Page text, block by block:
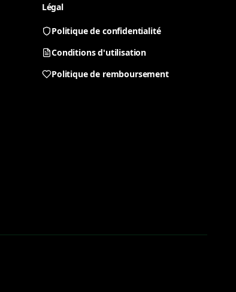
Légal
Politique de confidentialité
Conditions d'utilisation
Politique de remboursement